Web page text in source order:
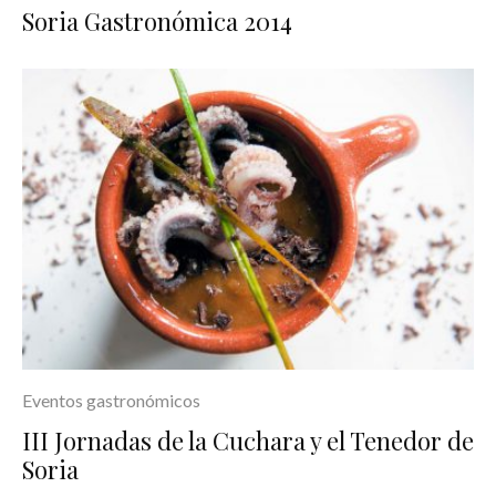
Soria Gastronómica 2014
Eventos gastronómicos
III Jornadas de la Cuchara y el Tenedor de
Soria